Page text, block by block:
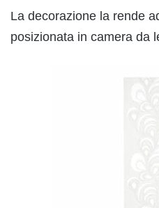
La decorazione la rende
posizionata in camera da